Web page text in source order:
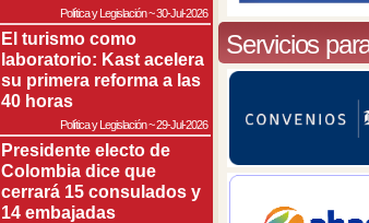
Política y Legislación~30-Jul-2026
El turismo como
laboratorio: Kast acelera
su primera reforma a las
40 horas
Política y Legislación~29-Jul-2026
Presidente electo de
Colombia dice que
cerrará 15 consulados y
14 embajadas
Servicios